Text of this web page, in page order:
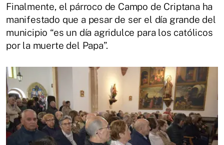
Finalmente, el párroco de Campo de Criptana ha
manifestado que a pesar de ser el día grande del
municipio “es un día agridulce para los católicos
por la muerte del Papa”.